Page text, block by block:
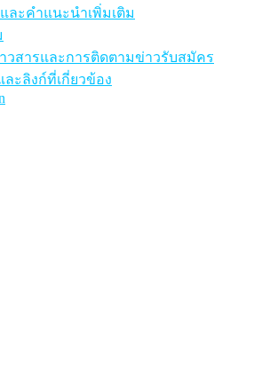
ละคำแนะนำเพิ่มเติม
วสารและการติดตามข่าวรับสมัคร
ะลิงก์ที่เกี่ยวข้อง